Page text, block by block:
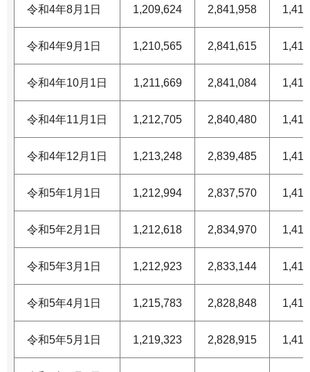
令和4年8月1日 1,209,624 2,841,958
令和4年9月1日 1,210,565 2,841,615
令和4年10月1日 1,211,669 2,841,084
令和4年11月1日 1,212,705 2,840,480
令和4年12月1日 1,213,248 2,839,485
令和5年1月1日 1,212,994 2,837,570
令和5年2月1日 1,212,618 2,834,970
令和5年3月1日 1,212,923 2,833,144
令和5年4月1日 1,215,783 2,828,848
令和5年5月1日 1,219,323 2,828,915